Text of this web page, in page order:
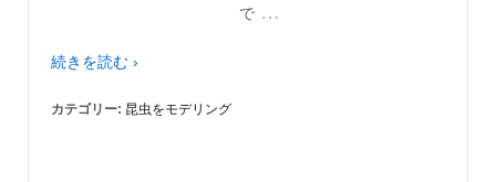
で …
続きを読む ›
カテゴリー: 昆虫をモデリング